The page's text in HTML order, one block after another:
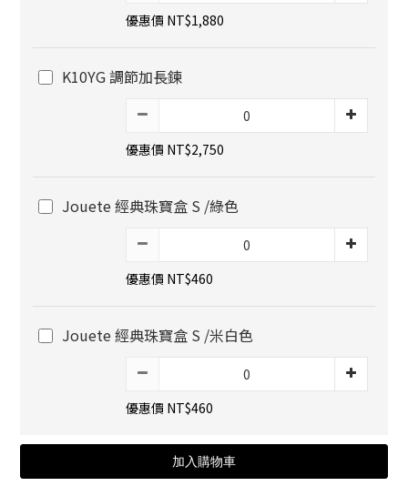
優惠價 NT$1,880
K10YG 調節加長鍊
優惠價 NT$2,750
Jouete 經典珠寶盒 S /綠色
優惠價 NT$460
Jouete 經典珠寶盒 S /米白色
優惠價 NT$460
加入購物車